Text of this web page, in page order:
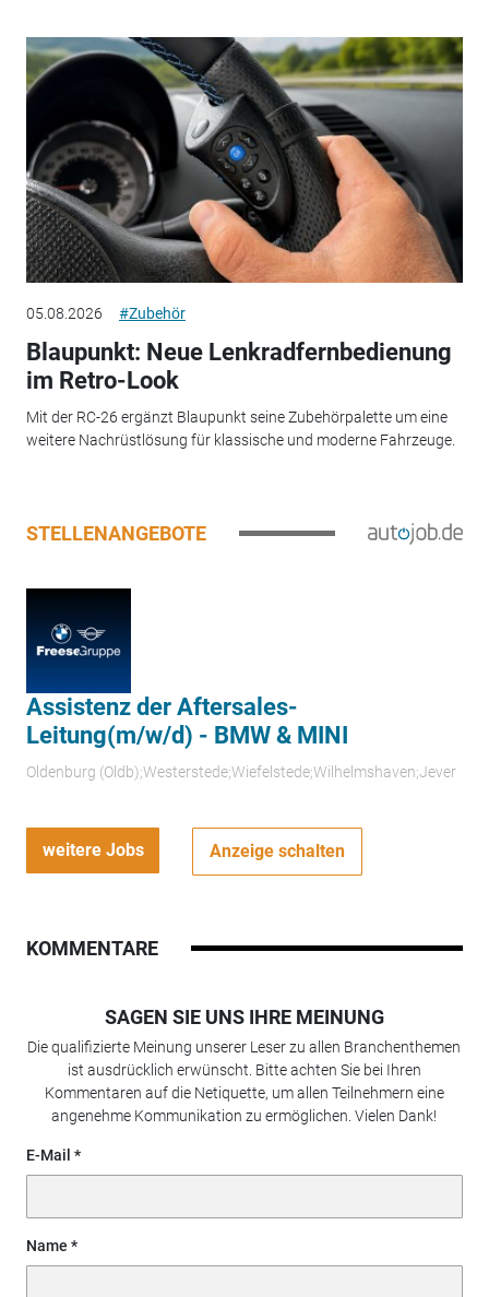
05.08.2026 #Zubehör
Blaupunkt: Neue Lenkradfernbedienung
im Retro-Look
Mit der RC-26 ergänzt Blaupunkt seine Zubehörpalette um eine
weitere Nachrüstlösung für klassische und moderne Fahrzeuge.
STELLENANGEBOTE
Assistenz der Aftersales-
Leitung(m/w/d) - BMW & MINI
Oldenburg (Oldb);Westerstede;Wiefelstede;Wilhelmshaven;Jever
weitere Jobs Anzeige schalten
KOMMENTARE
SAGEN SIE UNS IHRE MEINUNG
Die qualifizierte Meinung unserer Leser zu allen Branchenthemen
ist ausdrücklich erwünscht. Bitte achten Sie bei Ihren
Kommentaren auf die Netiquette, um allen Teilnehmern eine
angenehme Kommunikation zu ermöglichen. Vielen Dank!
E-Mail
Name